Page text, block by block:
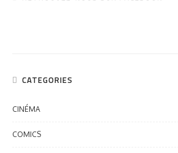
CATEGORIES
CINÉMA
COMICS